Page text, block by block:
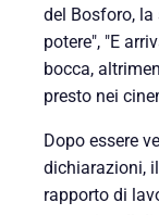
del Bosforo, la
potere", "E
bocca,
presto nei
Dopo essere
dichiarazioni,
rapporto di